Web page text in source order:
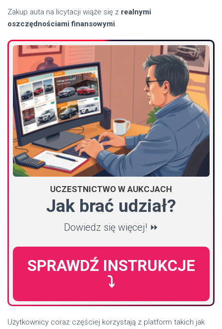
Zakup auta na licytacji wiąże się z realnymi
oszczędnościami finansowymi.
UCZESTNICTWO W AUKCJACH
Jak brać udział?
Dowiedz się więcej! ⏩
SPRAWDŹ INSTRUKCJE
⤵️
Użytkownicy coraz częściej korzystają z platform takich jak